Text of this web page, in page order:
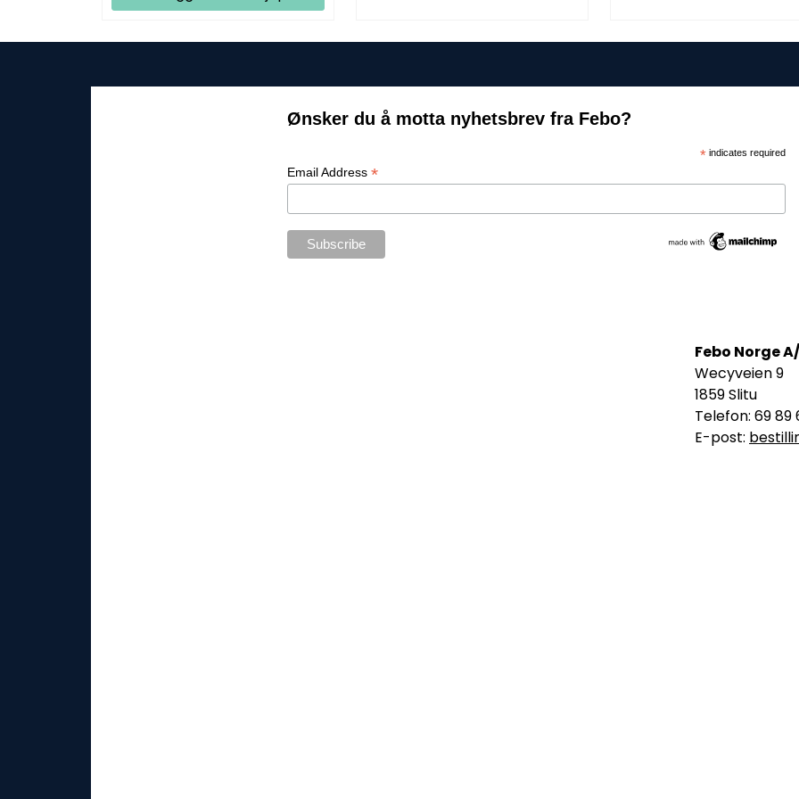
Ønsker du å motta nyhetsbrev fra Febo?
*indicates required
Email Address *
Febo Norge
Wecyveien 9
1859 Slitu
Telefon: 69 89
E-post: